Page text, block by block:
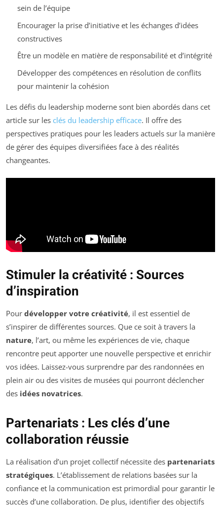
sein de l’équipe
Encourager la prise d’initiative et les échanges d’idées
constructives
Être un modèle en matière de responsabilité et d’intégrité
Développer des compétences en résolution de conflits
pour maintenir la cohésion
Les défis du leadership moderne sont bien abordés dans cet
article sur les clés du leadership efficace. Il offre des
perspectives pratiques pour les leaders actuels sur la manière
de gérer des équipes diversifiées face à des réalités
changeantes.
Stimuler la créativité : Sources
d’inspiration
Pour développer votre créativité, il est essentiel de
s’inspirer de différentes sources. Que ce soit à travers la
nature, l’art, ou même les expériences de vie, chaque
rencontre peut apporter une nouvelle perspective et enrichir
vos idées. Laissez-vous surprendre par des randonnées en
plein air ou des visites de musées qui pourront déclencher
des idées novatrices.
Partenariats : Les clés d’une
collaboration réussie
La réalisation d’un projet collectif nécessite des partenariats
stratégiques. L’établissement de relations basées sur la
confiance et la communication est primordial pour garantir le
succès d’une collaboration. De plus, identifier des objectifs